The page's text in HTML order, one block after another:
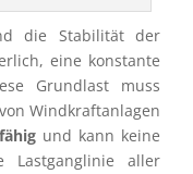
die Stabi­li­tät der
eine konstante
Grund­last muss
Windkraft­an­la­gen
und kann keine
Lastgang­li­nie aller